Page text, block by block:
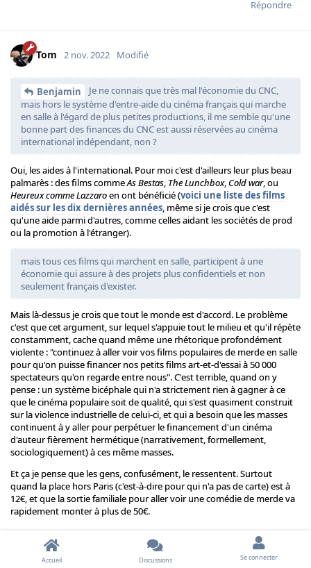
Répondre
Tom 2 nov. 2022 Modifié
Benjamin
Je ne connais que très mal l'économie du CNC,
mais hors le système d'entre-aide du cinéma français qui marche
en salle à l'égard de plus petites productions, il me semble qu'une
bonne part des finances du CNC est aussi réservées au cinéma
international indépendant, non ?
Oui, les aides à l'international. Pour moi c'est d'ailleurs leur plus beau
palmarès : des films commeAs Bestas, The Lunchbox, Cold war, ou
Heureux comme Lazzaroen ont bénéficié (voici une liste des films
aidés sur les dix dernières années, même si je crois que c'est
qu'une aide parmi d'autres, comme celles aidant les sociétés de prod
ou la promotion à l'étranger).
mais tous ces films qui marchent en salle, participent à une
économie qui assure à des projets plus confidentiels et non
seulement français d'exister.
Mais là-dessus je crois que tout le monde est d'accord. Le problème
c'est que cet argument, sur lequel s'appuie tout le milieu et qu'il répète
constamment, cache quand même une rhétorique profondément
violente : "continuez à aller voir vos films populaires de merde en salle
pour qu'on puisse financer nos petits films art-et-d'essai à 50 000
spectateurs qu'on regarde entre nous". C'est terrible, quand on y
pense : un système bicéphale qui n'a strictement rien à gagner à ce
que le cinéma populaire soit de qualité, qui s'est quasiment construit
sur la violence industrielle de celui-ci, et qui a besoin que les masses
continuent à y aller pour perpétuer le financement d'un cinéma
d'auteur fièrement hermétique (narrativement, formellement,
sociologiquement) à ces même masses.
Et ça je pense que les gens, confusément, le ressentent. Surtout
quand la place hors Paris (c'est-à-dire pour qui n'a pas de carte) est à
12€, et que la sortie familiale pour aller voir une comédie de merde va
rapidement monter à plus de 50€.
Répondre
Benjamin
Benjamin
Accueil Discussions Se connecter